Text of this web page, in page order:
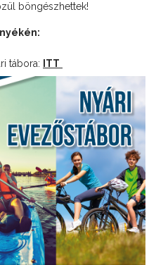
böngészhettek!
tábora: ITT